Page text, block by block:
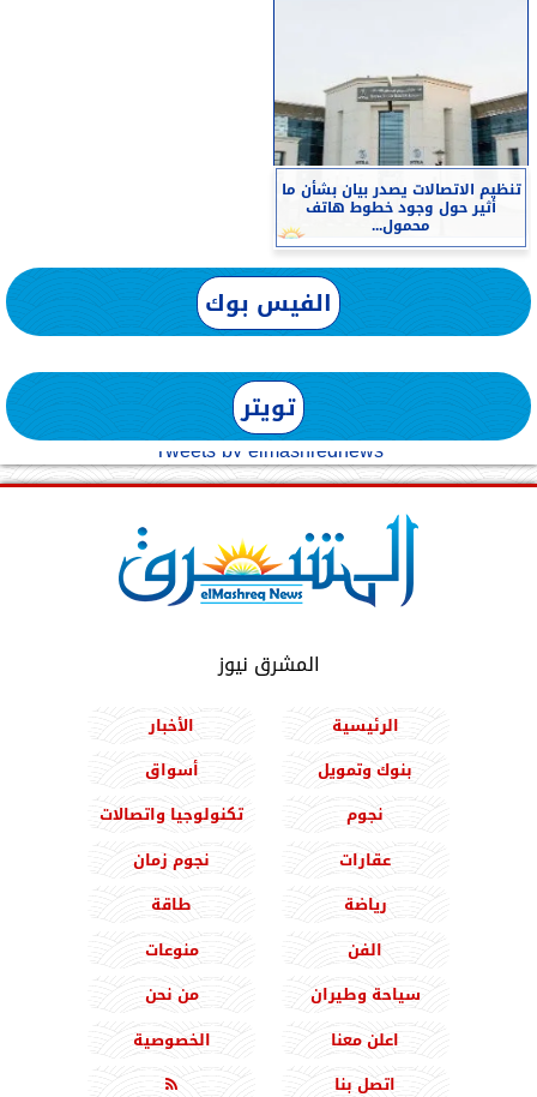
تنظيم الاتصالات يصدر بيان بشأن ما
أثير حول وجود خطوط هاتف
محمول...
الفيس بوك
تويتر
Tweets by elmashreqnews
المشرق نيوز
الرئيسية
الأخبار
بنوك وتمويل
أسواق
نجوم
تكنولوجيا واتصالات
عقارات
نجوم زمان
رياضة
طاقة
الفن
منوعات
سياحة وطيران
من نحن
اعلن معنا
الخصوصية
اتصل بنا
